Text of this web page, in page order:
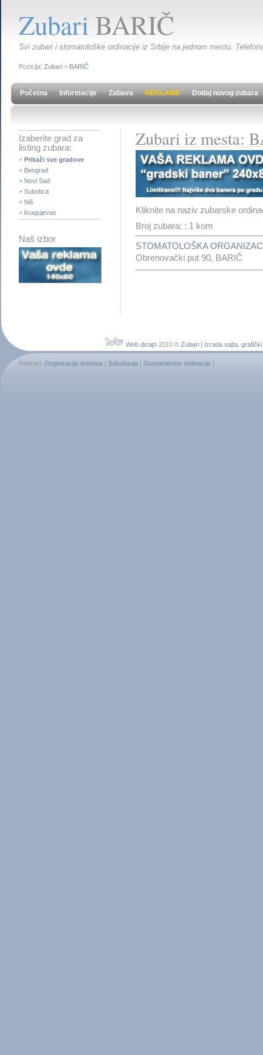
ZubariBARIČ
Svi zubari i stomatološke ordinacije iz Srbije na jednom mestu.
Pozicija: Zubari > BARIČ
Početna Informacije Zabava REKLAME Dodaj novog zubara
Izaberite grad za
listing zubara:
+ Prikaži sve gradove
+ Beograd
+ Novi Sad
+ Subotica
+ Niš
+ Kragujevac
Naš izbor
Zubari iz mesta:
Kliknite na naziv zubarske
Broj zubara: : 1 kom
STOMATOLOŠKA
Obrenovački put 90, BARIČ
Web dizajn2010 © Zubari| Izrada sajta, grafički
Partneri: Registracija domena Sokobanja Stomatoloske ordinacije